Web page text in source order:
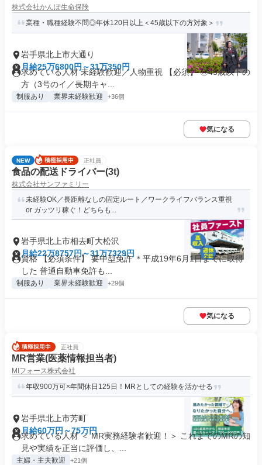
株式会社かんぽ生命保険
業種・職種経験不問◎年休120日以上＜45歳以下の方対象＞
岩手県北上市大通り
月給25万6800円～31万350円
求めている人材 未経験歓迎／人物重視 【必須】 ◎45歳以下の
方（3号のイ／長期キャ...
制服あり 業界未経験歓迎 +36個
気になる
NEW 正社員
食品の配送ドライバー(3t)
株式会社サンファミリー
未経験OK／長距離なしの固定ルート／ワークライフバランス重視
or ガッツリ稼ぐ！どちらも...
岩手県北上市相去町大松沢
月給22万8757円～31万7329円
資格 【必須条件】 要中型免許 ＊平成19年6月1日までに取得
した 普通自動車免許も...
制服あり 業界未経験歓迎 +29個
気になる
正社員
MR営業(医薬情報担当者)
MIフォース株式会社
年収900万可×年間休日125日！MRとしての経験を活かせる
岩手県北上市芳町
月給60万円～75万円
求めている人材 ＜ MR実務経験者歓迎！＞ これまでのMRの知
見や実績を正当に評価し、...
主婦・主夫歓迎 +21個